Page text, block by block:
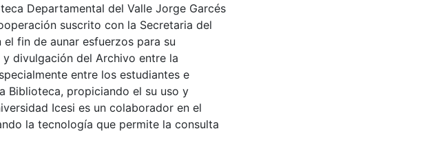
Departamental del Valle Jorge Garcés
suscrito con la Secretaria del
fin de aunar esfuerzos para su
divulgación del Archivo entre la
entre los estudiantes e
Biblioteca, propiciando el su uso y
Icesi es un colaborador en el
la tecnología que permite la consulta